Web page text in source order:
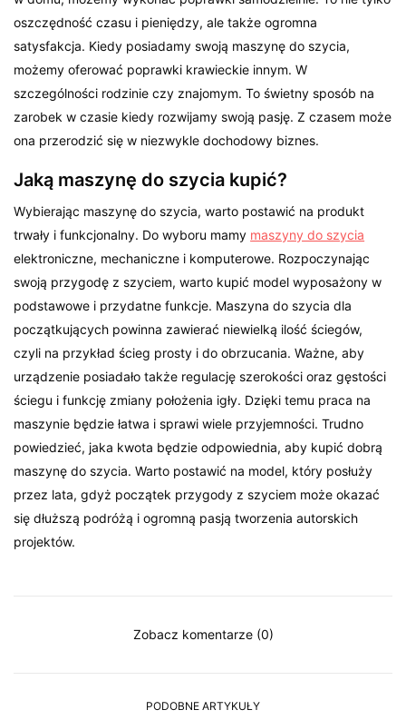
oszczędność czasu i pieniędzy, ale także ogromna
satysfakcja. Kiedy posiadamy swoją maszynę do szycia,
możemy oferować poprawki krawieckie innym. W
szczególności rodzinie czy znajomym. To świetny sposób na
zarobek w czasie kiedy rozwijamy swoją pasję. Z czasem może
ona przerodzić się w niezwykle dochodowy biznes.
Jaką maszynę do szycia kupić?
Wybierając maszynę do szycia, warto postawić na produkt
trwały i funkcjonalny. Do wyboru mamy maszyny do szycia
elektroniczne, mechaniczne i komputerowe. Rozpoczynając
swoją przygodę z szyciem, warto kupić model wyposażony w
podstawowe i przydatne funkcje. Maszyna do szycia dla
początkujących powinna zawierać niewielką ilość ściegów,
czyli na przykład ścieg prosty i do obrzucania. Ważne, aby
urządzenie posiadało także regulację szerokości oraz gęstości
ściegu i funkcję zmiany położenia igły. Dzięki temu praca na
maszynie będzie łatwa i sprawi wiele przyjemności. Trudno
powiedzieć, jaka kwota będzie odpowiednia, aby kupić dobrą
maszynę do szycia. Warto postawić na model, który posłuży
przez lata, gdyż początek przygody z szyciem może okazać
się dłuższą podróżą i ogromną pasją tworzenia autorskich
projektów.
Zobacz komentarze (0)
PODOBNE ARTYKUŁY